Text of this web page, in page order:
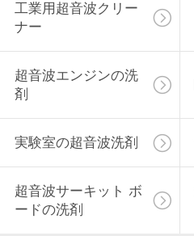
さ
い
ニ
ュ
ー
ス
工業用超音波クリー
ナー
超音波エンジンの洗
剤
実験室の超音波洗剤
超音波サーキット ボ
ードの洗剤